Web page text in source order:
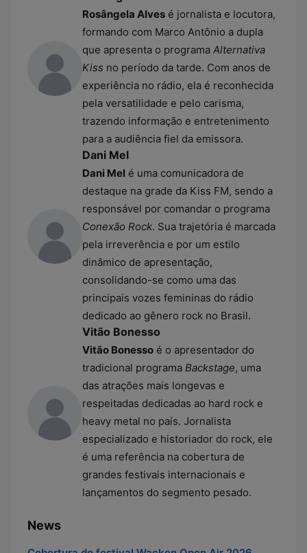
Rosângela Alves é jornalista e locutora,
formando com Marco Antônio a dupla
que apresenta o programa Alternativa
Kiss no período da tarde. Com anos de
experiência no rádio, ela é reconhecida
pela versatilidade e pelo carisma,
trazendo informação e entretenimento
para a audiência fiel da emissora.
Dani Mel
Dani Mel é uma comunicadora de
destaque na grade da Kiss FM, sendo a
responsável por comandar o programa
Conexão Rock. Sua trajetória é marcada
pela irreverência e por um estilo
dinâmico de apresentação,
consolidando-se como uma das
principais vozes femininas do rádio
dedicado ao gênero rock no Brasil.
Vitão Bonesso
Vitão Bonesso é o apresentador do
tradicional programa Backstage, uma
das atrações mais longevas e
respeitadas dedicadas ao hard rock e
heavy metal no país. Jornalista
especializado e historiador do rock, ele
é uma referência na cobertura de
grandes festivais internacionais e
lançamentos do segmento pesado.
News